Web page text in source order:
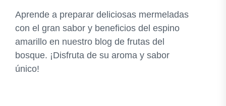
Aprende a preparar deliciosas mermeladas
con el gran sabor y beneficios del espino
amarillo en nuestro blog de frutas del
bosque. ¡Disfruta de su aroma y sabor
único!